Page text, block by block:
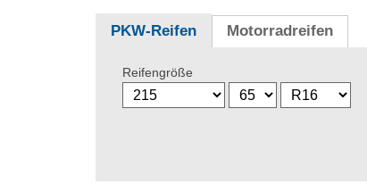
PKW-Reifen Motorradreifen
Reifengröße